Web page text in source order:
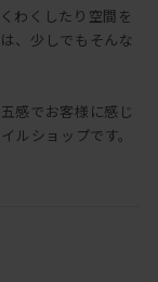
わくしたり空間を
、少しでもそんな
感でお客様に感じ
ルショップです。